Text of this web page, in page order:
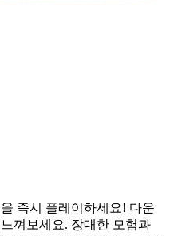
즉시 플레이하세요! 다운
껴보세요. 장대한 모험과